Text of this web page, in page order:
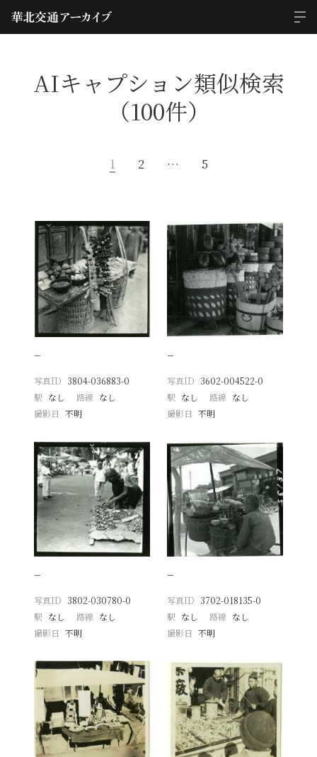
AIキャプション類似検索
（100件）
1 2 … 5
−
写真ID 3804-036883-0
駅 なし 路線 なし
撮影日
不明
−
写真ID 3602-004522-0
駅 なし 路線 なし
撮影日 不明
−
写真ID 3802-030780-0
駅 なし 路線 なし
撮影日
不明
−
写真ID 3702-018135-0
駅 なし 路線 なし
撮影日 不明